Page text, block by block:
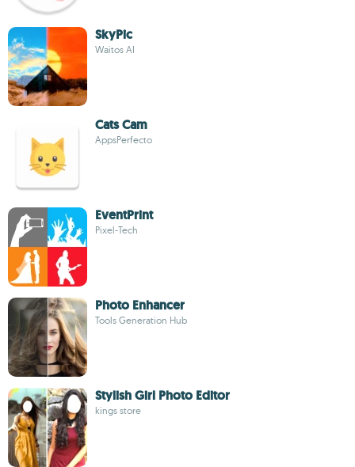
SkyPic
Waitos AI
Cats Cam
AppsPerfecto
EventPrint
Pixel-Tech
Photo Enhancer
Tools Generation Hub
Stylish Girl Photo Editor
kings store